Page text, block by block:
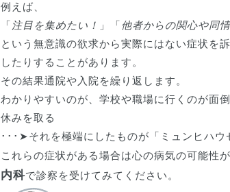
例えば、
「 注目を集めたい！ 」「他者からの関心や同
という無意識の欲求から実際にはない症状を
したりすることがあります。
その結果通院や入院を繰り返します。
わかりやすいのが、学校や職場に行くのが面
休みを取る
･･･➤それを極端にしたものが「ミュンヒハウ
これらの症状がある場合は心の病気の可能性
内科で診察を受けてみてください。